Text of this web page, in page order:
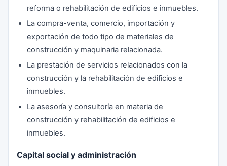
reforma o rehabilitación de edificios e inmuebles.
La compra-venta, comercio, importación y
exportación de todo tipo de materiales de
construcción y maquinaria relacionada.
La prestación de servicios relacionados con la
construcción y la rehabilitación de edificios e
inmuebles.
La asesoría y consultoría en materia de
construcción y rehabilitación de edificios e
inmuebles.
Capital social y administración